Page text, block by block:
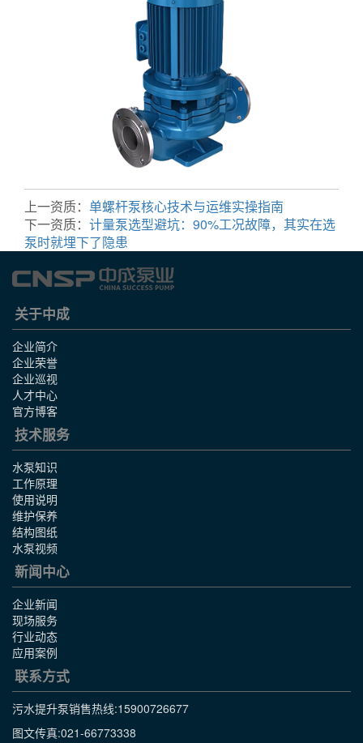
上一资质： 单螺杆泵核心技术与运维实操指南
下一资质： 计量泵选型避坑：90%工况故障，其实在选
泵时就埋下了隐患
关于中成
企业简介
企业荣誉
企业巡视
人才中心
官方博客
技术服务
水泵知识
工作原理
使用说明
维护保养
结构图纸
水泵视频
新闻中心
企业新闻
现场服务
行业动态
应用案例
联系方式
污水提升泵销售热线:15900726677
图文传真:021-66773338